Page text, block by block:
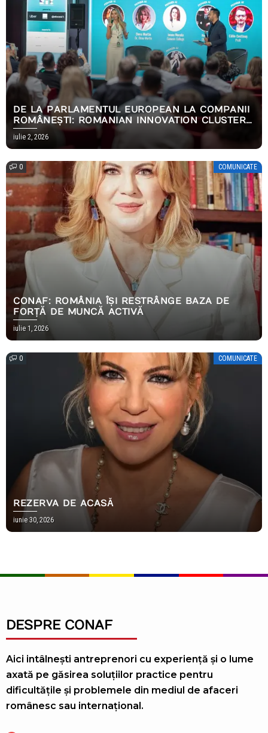
DE LA PARLAMENTUL EUROPEAN LA COMPANII
ROMÂNEȘTI: ROMANIAN INNOVATION CLUSTER
A CONSTRUIT PRIMUL PARCURS COMPLET DE
IMPLEMENTARE AI
iulie 2, 2026
0 COMUNICATE
CONAF: ROMÂNIA ÎȘI RESTRÂNGE BAZA DE
FORȚĂ DE MUNCĂ ACTIVĂ
iulie 1, 2026
0 COMUNICATE
REZERVA DE ACASĂ
iunie 30, 2026
DESPRE CONAF
Aici intâlnești antreprenori cu experiență și o lume
axată pe găsirea soluțiilor practice pentru
dificultățile și problemele din mediul de afaceri
românesc sau internațional.